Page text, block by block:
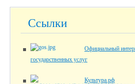
Ссылки
Официальный
государственных услуг
Культура.рф